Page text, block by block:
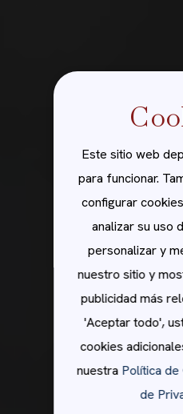
Este sitio web
para funcionar.
configurar
analizar su uso
personalizar y
nuestro sitio y
publicidad más
'Aceptar todo',
cookies
nuestra Política
de